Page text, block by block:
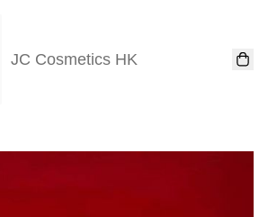
JC Cosmetics HK